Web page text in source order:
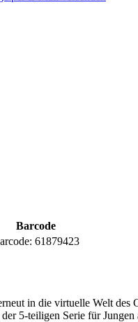
Barcode
61879423
in die virtuelle Welt
5-teiligen Serie für Jungen